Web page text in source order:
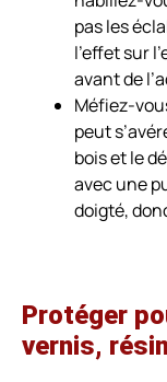
pas les
l’effet sur
avant de
Méfiez-
peut
bois et le
avec une
doigté,
Protéger
vernis,